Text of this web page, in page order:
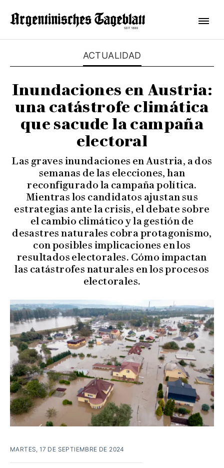
ACTUALIDAD
Inundaciones en Austria:
una catástrofe climática
que sacude la campaña
electoral
Las graves inundaciones en Austria, a dos
semanas de las elecciones, han
reconfigurado la campaña política.
Mientras los candidatos ajustan sus
estrategias ante la crisis, el debate sobre
el cambio climático y la gestión de
desastres naturales cobra protagonismo,
con posibles implicaciones en los
resultados electorales. Cómo impactan
las catástrofes naturales en los procesos
electorales.
MARTES, 17 DE SEPTIEMBRE DE 2024